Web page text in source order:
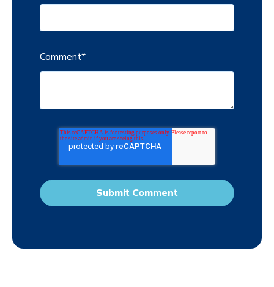
Comment*